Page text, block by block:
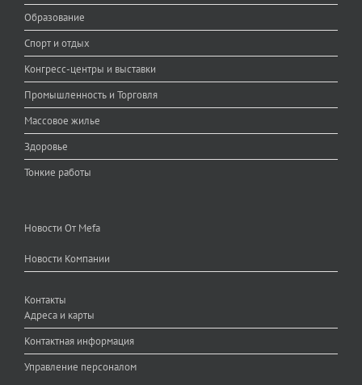
Образование
Спорт и отдых
Конгресс-центры и выставки
Промышленность и Торговля
Массовое жилье
Здоровье
Тонкие работы
Новости От Mefa
Новости Компании
Контакты
Адреса и карты
Контактная информация
Управление персоналом